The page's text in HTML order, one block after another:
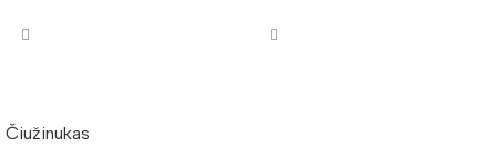
Čiužinukas